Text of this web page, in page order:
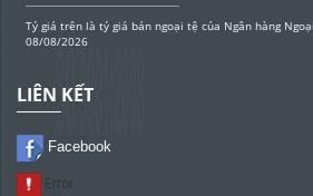
Tỷ giá trên là tỷ giá bán ngoại tệ của Ngân hàng
08/08/2026
LIÊN KẾT
Facebook